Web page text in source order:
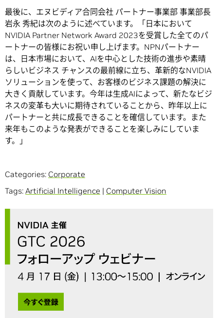
最後に、エヌビディア合同会社 パートナー事業部 事業部長
岩永 秀紀は次のように述べています。「日本において
NVIDIA Partner Network Award 2023を受賞した全てのパ
ートナーの皆様にお祝い申し上げます。NPNパートナー
は、日本市場において、AIを中心とした技術の進歩や素晴
らしいビジネス チャンスの最前線に立ち、革新的なNVIDIA
ソリューションを使って、お客様のビジネス課題の解決に
大きく貢献しています。今年は生成AIによって、新たなビジ
ネスの変革も大いに期待されていることから、昨年以上に
パートナーと共に成長できることを確信しています。また
来年もこのような発表ができることを楽しみにしていま
す。」
Categories: Corporate
Tags: Artificial Intelligence | Computer Vision